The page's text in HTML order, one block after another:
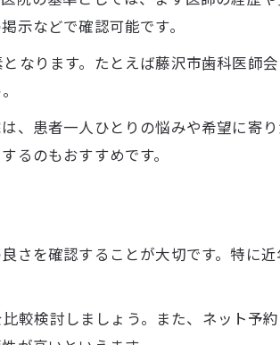
示などで確認可能です。
なります。たとえば藤沢市歯科医師
、患者一人ひとりの悩みや希望に寄
るのもおすすめです。
さを確認することが大切です。特に近
較検討しましょう。また、ネット予